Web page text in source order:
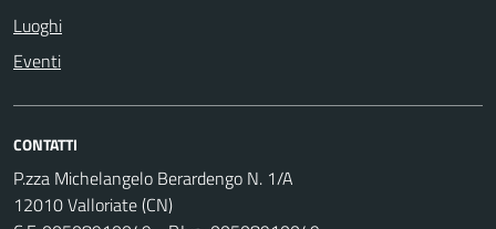
Luoghi
Eventi
CONTATTI
P.zza Michelangelo Berardengo N. 1/A
12010 Valloriate (CN)